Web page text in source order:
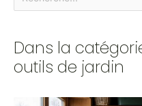
Dans la
outils de jardin